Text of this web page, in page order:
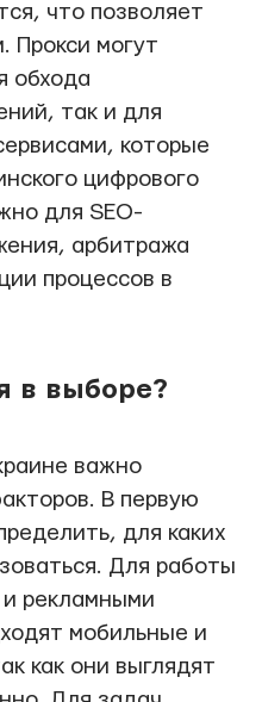
что позволяет
Прокси могут
обхода
так и для
которые
цифрового
для SEO-
арбитража
процессов в
в выборе?
важно
В первую
для каких
Для работы
рекламными
мобильные и
как они выглядят